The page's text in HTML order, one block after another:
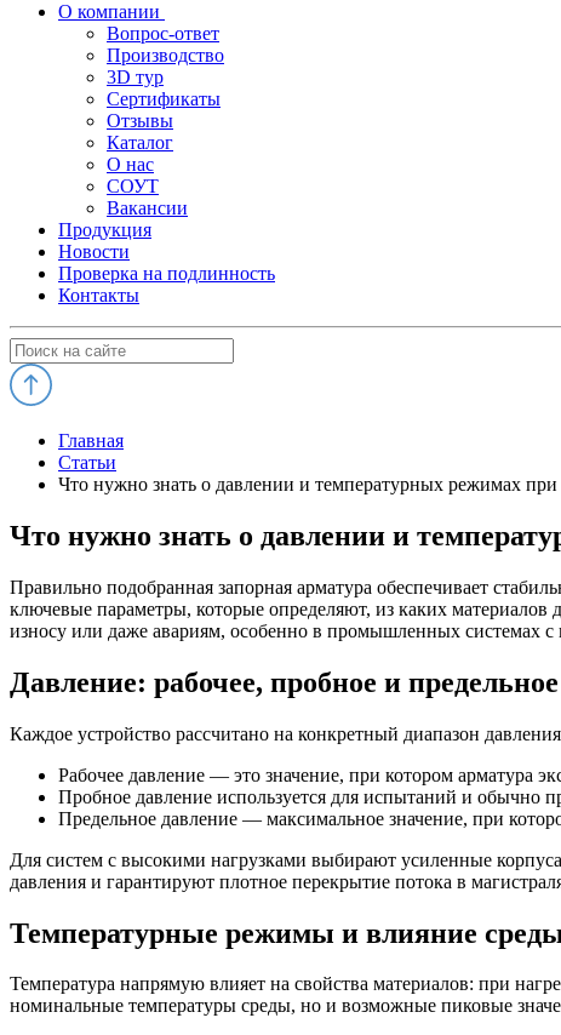
О компании
Вопрос-ответ
Производство
3D тур
Сертификаты
Отзывы
Каталог
О нас
СОУТ
Вакансии
Продукция
Новости
Проверка на подлинность
Контакты
Главная
Статьи
Что нужно знать о давлении и температурных режимах
Что нужно знать о давлении и
Правильно подобранная запорная арматура обеспечивает
ключевые параметры, которые определяют, из каких
износу или даже авариям, особенно в промышленных системах с
Давление: рабочее, пробное и предельное
Каждое устройство рассчитано на конкретный диапазон
Рабочее давление — это значение, при котором арматура
Пробное давление используется для испытаний и обычно
Предельное давление — максимальное значение, при
Для систем с высокими нагрузками выбирают усиленные
давления и гарантируют плотное перекрытие потока в
Температурные режимы и влияние
Температура напрямую влияет на свойства материалов: при
номинальные температуры среды, но и возможные пиковые